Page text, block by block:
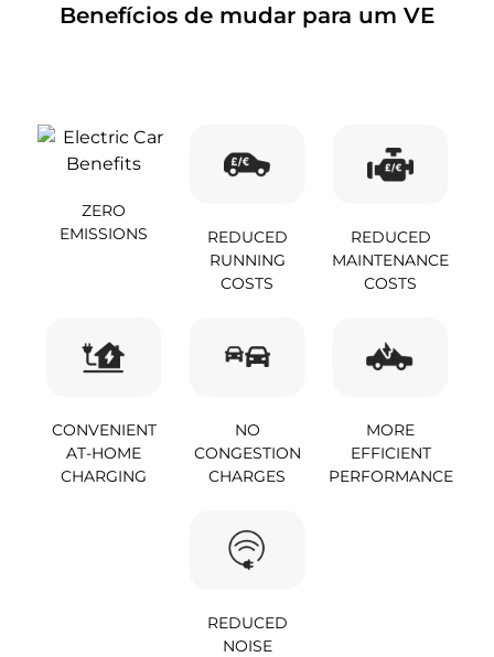
Benefícios de mudar para um VE
ZERO
EMISSIONS
REDUCED
RUNNING
COSTS
REDUCED
MAINTENANCE
COSTS
CONVENIENT
AT-HOME
CHARGING
NO
CONGESTION
CHARGES
MORE
EFFICIENT
PERFORMANCE
REDUCED
NOISE